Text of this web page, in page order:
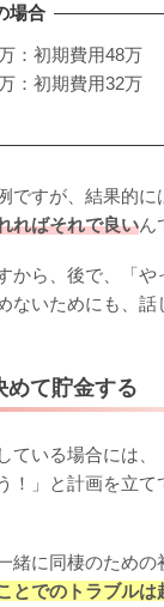
場合
：初期費用48万
：初期費用32万
ですが、結果的に
ればそれで良いん
から、後で、「や
ないためにも、話
めて貯金する
ている場合には、
！」と計画を立て
緒に同棲のための
とでのトラブルは